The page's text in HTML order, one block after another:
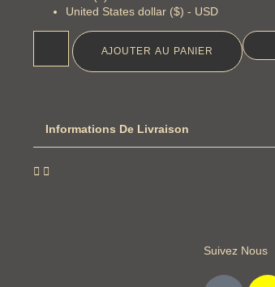
United States dollar ($) - USD
AJOUTER AU PANIER
Informations De Livraison
Suivez Nous